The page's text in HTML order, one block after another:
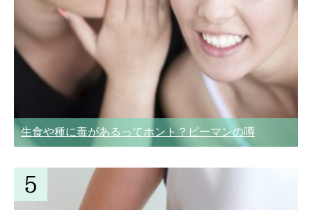
生食や種に毒があるってホント？ピーマンの噂